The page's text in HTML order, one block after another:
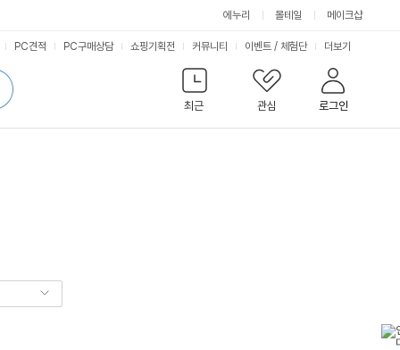
에누리 몰테일 메이크샵
최근
관심 로그인
PC견적 PC구매상담 쇼핑기획전 커뮤니티 이벤트 / 체험단 서
비
스
더보기